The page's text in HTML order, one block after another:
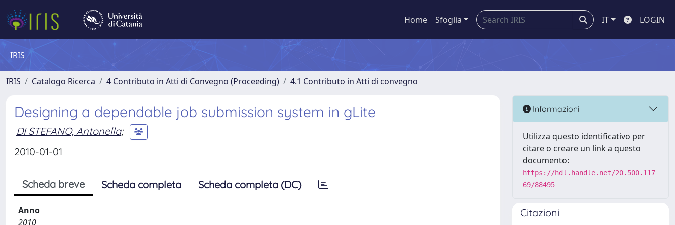
Home Sfoglia IT LOGIN
IRIS
IRIS Catalogo Ricerca 4 Contributo in Atti di Convegno (Proceeding) 4.1 Contributo in Atti di convegno
Designing a dependable job submission system in gLite
DI STEFANO, Antonella;
2010-01-01
Scheda breve Scheda completa Scheda completa (DC)
Anno
2010
Informazioni
Utilizza questo identificativo per
citare o creare un link a questo
documento:
https://hdl.handle.net/20.500.117
69/88495
Citazioni